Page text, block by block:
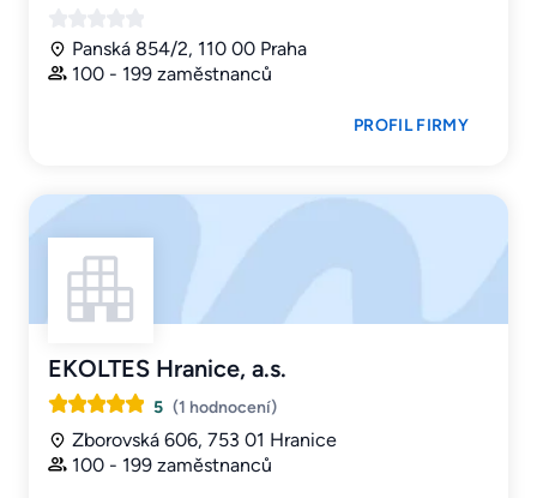
Panská 854/2, 110 00 Praha
100 - 199 zaměstnanců
PROFIL FIRMY
EKOLTES Hranice, a.s.
5 (1 hodnocení)
Zborovská 606, 753 01 Hranice
100 - 199 zaměstnanců